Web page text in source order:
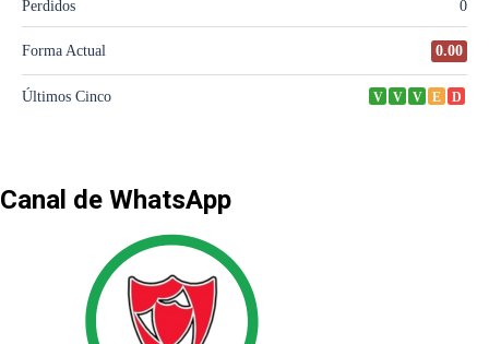
Canal de WhatsApp